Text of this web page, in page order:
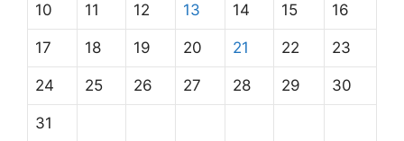
10 11 12 13 14 15 16
17 18 19 20 21 22 23
24 25 26 27 28 29 30
31